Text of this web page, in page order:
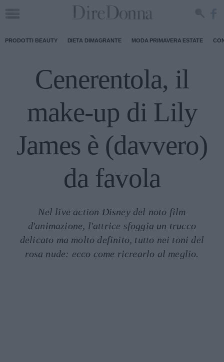
PRODOTTI BEAUTY DIETA DIMAGRANTE MODA PRIMAVERA ESTATE
Cenerentola, il
make-up di Lily
James è (davvero)
da favola
Nel live action Disney del noto film
d'animazione, l'attrice sfoggia un trucco
delicato ma molto definito, tutto nei toni del
rosa nude: ecco come ricrearlo al meglio.